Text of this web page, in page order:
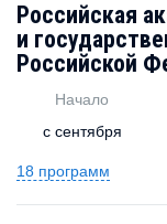
Российская
и
Российской
Начало
с сентября
18 программ